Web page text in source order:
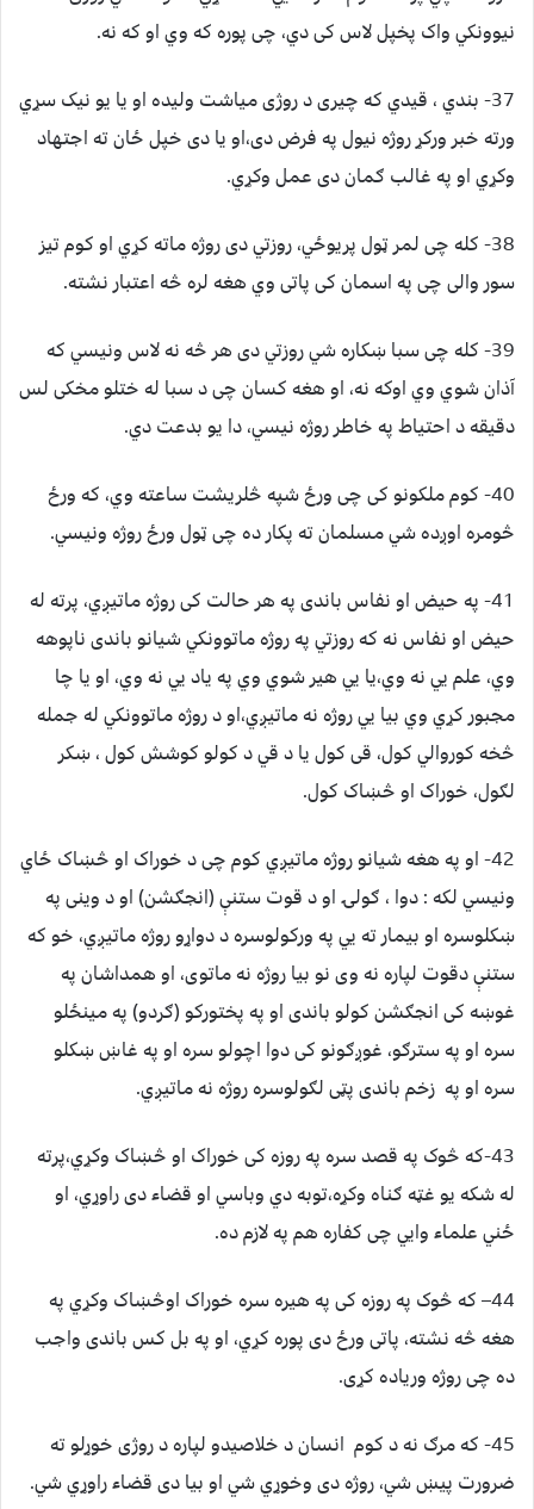
نيوونکي واک پخپل لاس کی دي، چی پوره که وي او که نه.
37- بندي ، قيدي که چيری د روژی مياشت وليده او يا يو نيک سړي
ورته خبر ورکړ روژه نيول په فرض دی،او يا دی خپل ځان ته اجتهاد
وکړي او په غالب ګمان دی عمل وکړي.
38- کله چی لمر ټول پريوځي، روزتي دی روژه ماته کړي او کوم تيز
سور والی چی په اسمان کی پاتی وي هغه لره څه اعتبار نشته.
39- کله چی سبا ښکاره شي روزتي دی هر څه نه لاس ونيسي که
آذان شوي وي اوکه نه، او هغه کسان چی د سبا له ختلو مخکی لس
دقيقه د احتياط په خاطر روژه نيسي، دا يو بدعت دي.
40- کوم ملکونو کی چی ورځ شپه څلريشت ساعته وي، که ورځ
څومره اوږده شي مسلمان ته پکار ده چی ټول ورځ روژه ونيسي.
41- په حيض او نفاس باندی په هر حالت کی روژه ماتيږي، پرته له
حيض او نفاس نه که روزتي په روژه ماتوونکي شيانو باندی ناپوهه
وي، علم يي نه وي،يا يي هير شوي وي په ياد يي نه وي، او يا چا
مجبور کړي وي بيا يي روژه نه ماتيږي،او د روژه ماتوونکي له جمله
څخه کوروالي کول، قی کول يا د قي د کولو کوشش کول ، ښکر
لګول، خوراک او څښاک کول.
42- او په هغه شيانو روژه ماتيږي کوم چی د خوراک او څښاک ځاي
ونيسي لکه : دوا ، ګولۍ او د قوت ستنې (انجګشن) او د وينی په
ښکلوسره او بيمار ته يي په ورکولوسره د دواړو روژه ماتيږي، خو که
ستنې دقوت لپاره نه وی نو بيا روژه نه ماتوی، او همداشان په
غوښه کی انجګشن کولو باندی او په پختورکو (ګردو) په مينځلو
سره او په سترګو، غوږګونو کی دوا اچولو سره او په غاښ ښکلو
سره او په زخم باندی پټی لګولوسره روژه نه ماتيږي.
43-که څوک په قصد سره په روزه کی خوراک او څښاک وکړي،پرته
له شکه يو غټه ګناه وکړه،توبه دي وباسي او قضاء دی راوړي، او
ځني علماء وايي چی کفاره هم په لازم ده.
44– که څوک په روزه کی په هيره سره خوراک اوڅښاک وکړي په
هغه څه نشته، پاتی ورځ دی پوره کړي، او په بل کس باندی واجب
ده چی روژه ورياده کړی.
45- که مرګ نه د کوم انسان د خلاصيدو لپاره د روژی خوړلو ته
ضرورت پيښ شي، روژه دی وخوړي شي او بيا دی قضاء راوړي شي.